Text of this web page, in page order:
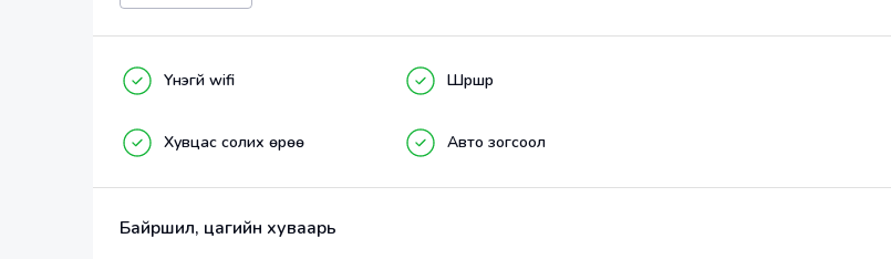
албан ёсны Belly Dance клуб юм.
Үнэгүй wifi Шүршүүр
Хувцас солих өрөө Авто зогсоол
Байршил, цагийн хуваарь